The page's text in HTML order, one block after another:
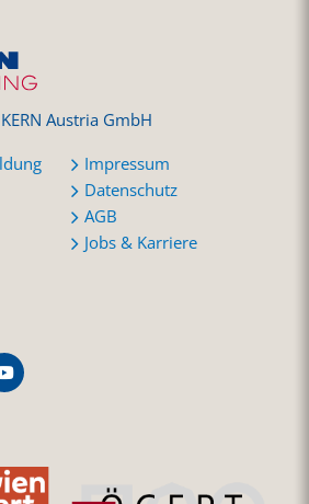
Austria GmbH
Impressum
Datenschutz
AGB
Jobs & Karriere